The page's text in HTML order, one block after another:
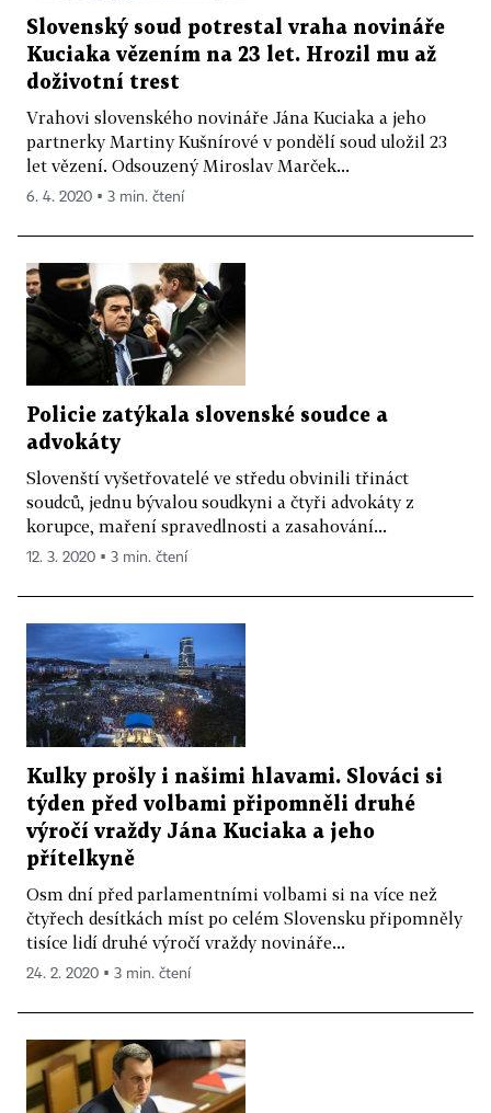
Slovenský soud potrestal vraha novináře
Kuciaka vězením na 23 let. Hrozil mu až
doživotní trest
Vrahovi slovenského novináře Jána Kuciaka a jeho
partnerky Martiny Kušnírové v pondělí soud uložil 23
let vězení. Odsouzený Miroslav Marček...
6. 4. 2020 ▪ 3 min. čtení
Policie zatýkala slovenské soudce a
advokáty
Slovenští vyšetřovatelé ve středu obvinili třináct
soudců, jednu bývalou soudkyni a čtyři advokáty z
korupce, maření spravedlnosti a zasahování...
12. 3. 2020 ▪ 3 min. čtení
Kulky prošly i našimi hlavami. Slováci si
týden před volbami připomněli druhé
výročí vraždy Jána Kuciaka a jeho
přítelkyně
Osm dní před parlamentními volbami si na více než
čtyřech desítkách míst po celém Slovensku připomněly
tisíce lidí druhé výročí vraždy novináře...
24. 2. 2020 ▪ 3 min. čtení